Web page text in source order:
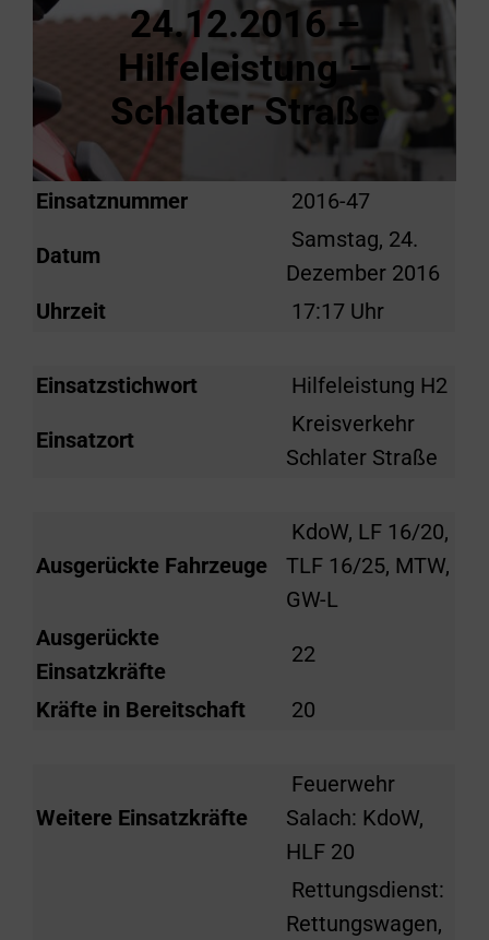
24.12.2016 –
Hilfeleistung –
Schlater Straße
Einsatznummer 2016-47
Datum
Samstag, 24.
Dezember 2016
Uhrzeit
17:17 Uhr
Einsatzstichwort Hilfeleistung H2
Einsatzort
Kreisverkehr
Schlater Straße
Ausgerückte Fahrzeuge
KdoW, LF 16/20,
TLF 16/25, MTW,
GW-L
Ausgerückte
Einsatzkräfte
22
Kräfte in Bereitschaft 20
Weitere Einsatzkräfte
Feuerwehr
Salach: KdoW,
HLF 20
Rettungsdienst:
Rettungswagen,